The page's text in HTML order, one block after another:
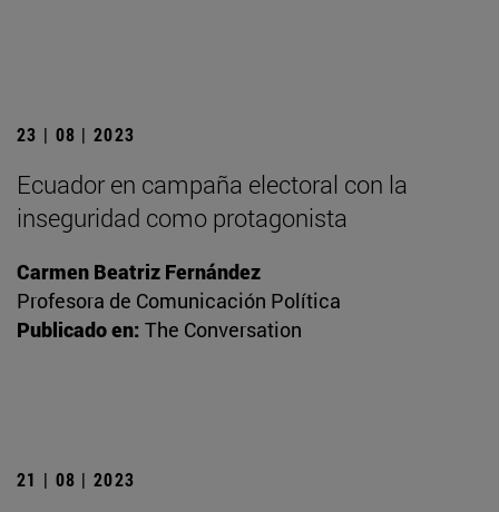
23 | 08 | 2023
Ecuador en campaña electoral con la
inseguridad como protagonista
Carmen Beatriz Fernández
Profesora de Comunicación Política
Publicado en: The Conversation
21 | 08 | 2023